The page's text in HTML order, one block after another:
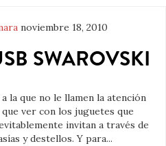
noviembre 18, 2010
SWAROVSKI
la que no le llamen la atención
ver con los juguetes que
invitan a través de
y destellos. Y para...